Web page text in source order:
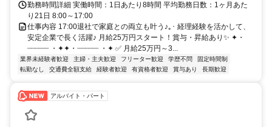
勤務時間詳細 実働時間：1日あたり8時間 平均勤務日数：1ヶ月あた
り21日 8:00～17:00
仕事内容 17:00退社で家庭との両立も叶う♪｡･ 経理経験を活かして、
安定企業で長く活躍♪ 月給25万円スタート！賞与・昇給あり✨ ✦・
┈┈┈┈┈ ・✦✦・┈┈┈┈┈ ・✦ ✅ 月給25万円～3...
業界未経験者歓迎 主婦・主夫歓迎 フリーター歓迎 学歴不問
固定時間制
転勤なし
交通費全額支給 経験者歓迎 有資格者歓迎 賞与あり 長期歓迎
アルバイト・パート